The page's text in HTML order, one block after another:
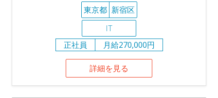
東京都 新宿区
IT
正社員
月給270,000円
詳細を見る